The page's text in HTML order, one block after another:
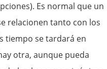
Es normal que un
relacionen tanto con los
tiempo se tardará en
otra, aunque pueda